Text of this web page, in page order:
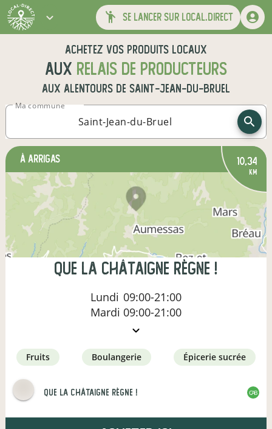
se lancer sur local.direct
Achetez vos produits locaux
aux relais de producteurs
aux alentours de Saint-Jean-du-Bruel
Ma commune
à Arrigas 10,34
km
Que la châtaigne règne !
Lundi 09:00-21:00
Mardi 09:00-21:00
fruits boulangerie épicerie sucrée
Que la châtaigne règne ! CAB